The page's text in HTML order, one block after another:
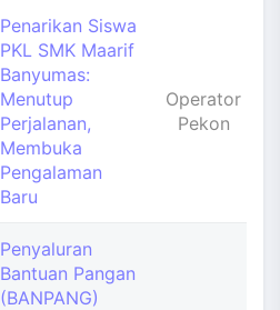
Penarikan Siswa
PKL SMK Maarif
Banyumas:
Menutup
Perjalanan,
Membuka
Pengalaman
Baru
Operator
Pekon
Penyaluran
Bantuan Pangan
(BANPANG)